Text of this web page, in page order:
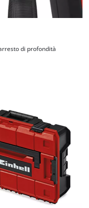
di profondità